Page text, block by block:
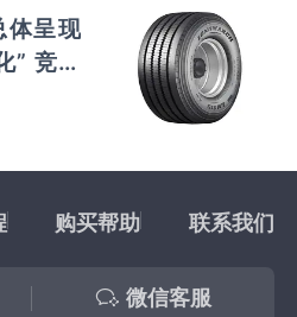
体呈现
” 竞争
购买帮助 联系我们
微信客服